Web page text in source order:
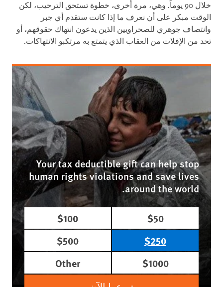
خلال 90 يوماً. وهي، مرة أخرى، خطوة تستحق الترحيب، لكن
الوقت مبكر على أن نعرف ما إذا كانت ستقدم أي جبر
وانتصاف جوهري للصحراويين الذين يدعون انتهاك حقوقهم، أو
تحد من الإفلات من العقاب الذي يتمتع به مرتكبو الانتهاكات.
Your tax deductible gift can help stop
human rights violations and save lives
around the world.
$50
$100
$250
$500
$1000
Other